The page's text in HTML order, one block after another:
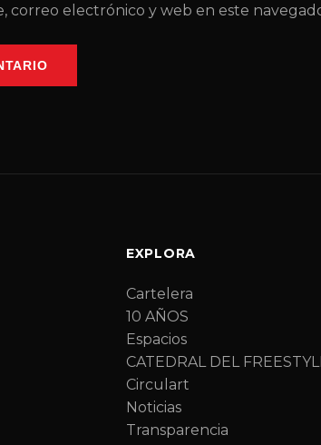
correo electrónico y web en este
EXPLORA
Cartelera
10 AÑOS
Espacios
CATEDRAL DEL
Circulart
Noticias
Transparencia